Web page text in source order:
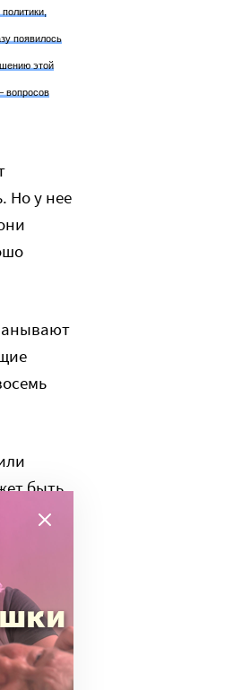
появилось
этой
вопросов
Но у нее
быть
и со
Но